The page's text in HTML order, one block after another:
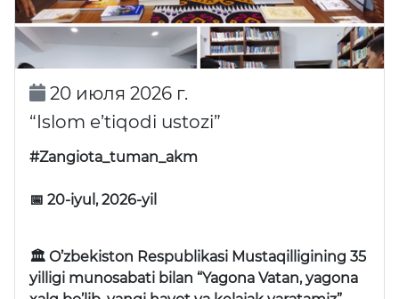
20 июля 2026 г.
“Islom e’tiqodi ustozi”
#Zangiota_tuman_akm
📅 20-iyul, 2026-yil
🏛 O’zbekiston Respublikasi Mustaqilligining 35
yilligi munosabati bilan “Yagona Vatan, yagona